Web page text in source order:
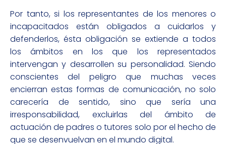
Por tanto, si los representantes de los menores o
incapacitados están obligados a cuidarlos y
defenderlos, ésta obligación se extiende a todos
los ámbitos en los que los representados
intervengan y desarrollen su personalidad. Siendo
conscientes del peligro que muchas veces
encierran estas formas de comunicación, no solo
carecería de sentido, sino que sería una
irresponsabilidad, excluirlas del ámbito de
actuación de padres o tutores solo por el hecho de
que se desenvuelvan en el mundo digital.